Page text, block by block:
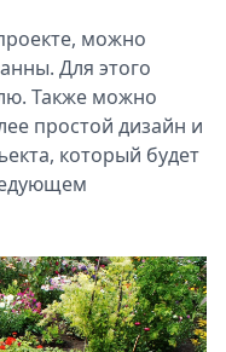
можно
Для этого
Также можно
простой дизайн и
который будет